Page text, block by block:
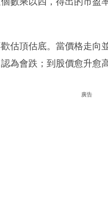
估頂估底。當價格走向
為會跌；到股價愈升愈
廣告